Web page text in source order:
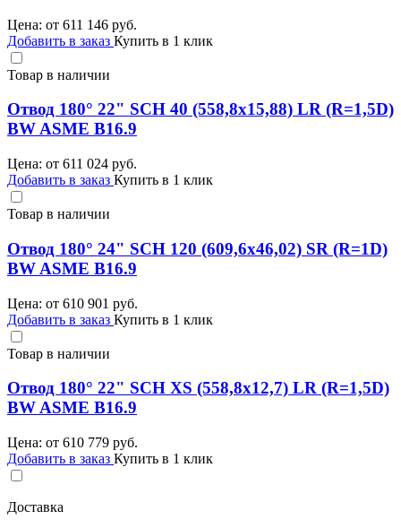
Цена: от 611 146 руб.
Добавить в заказ Купить в 1 клик
Товар в наличии
Отвод 180° 22" SCH 40 (558,8х15,88) LR (R=1,5D)
BW ASME B16.9
Цена: от 611 024 руб.
Добавить в заказ Купить в 1 клик
Товар в наличии
Отвод 180° 24" SCH 120 (609,6х46,02) SR (R=1D)
BW ASME B16.9
Цена: от 610 901 руб.
Добавить в заказ Купить в 1 клик
Товар в наличии
Отвод 180° 22" SCH XS (558,8х12,7) LR (R=1,5D)
BW ASME B16.9
Цена: от 610 779 руб.
Добавить в заказ Купить в 1 клик
Доставка